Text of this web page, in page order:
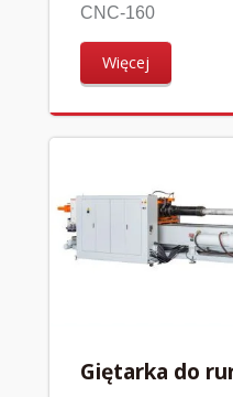
CNC-160
Więcej
Giętarka do